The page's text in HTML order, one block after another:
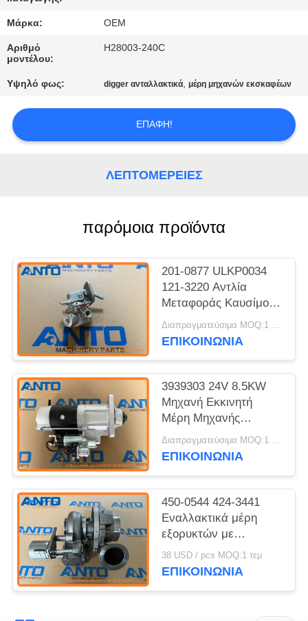
ΈΛΕΓΧΟΣ
ΜΠΛΟΓΚ
SITEMAP
ΠΟΛΙΤΙΚΉ
Μάρκα: OEM
Αριθμό
μοντέλου:
H28003-240C
Υψηλό φως: digger ανταλλακτικά,μέρη μηχανών εκσκαφέων
ΕΠΑΦΉ!
ΛΕΠΤΟΜΈΡΕΙΕΣ
παρόμοια προϊόντα
201-0877 ULKP0034
121-3220 Αντλία
Μεταφοράς Καυσίμου
Ανταλλακτικά
Εκσκαφέα Κατάλληλο
Διαπραγματεύσιμα MOQ:1 τεμ
ΕΠΙΚΟΙΝΩΝΙΑ
3939303 24V 8.5KW
Μηχανή Εκκινητή
Μέρη Μηχανής
Εκσκαφέα Ταιριάζει
Για 6CT C8.3 37MT
Διαπραγματεύσιμα MOQ:1 τεμ
ΕΠΙΚΟΙΝΩΝΙΑ
450-0544 424-3441
Εναλλακτικά μέρη
εξορυκτών με
τουρβοσυμπιεστή για
C15 735B 740B
38 USD / pcs MOQ:1 τεμ
ΕΠΙΚΟΙΝΩΝΙΑ